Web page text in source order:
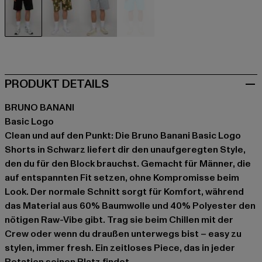
PRODUKT DETAILS
BRUNO BANANI
Basic Logo
Clean und auf den Punkt: Die Bruno Banani Basic Logo
Shorts in Schwarz liefert dir den unaufgeregten Style,
den du für den Block brauchst. Gemacht für Männer, die
auf entspannten Fit setzen, ohne Kompromisse beim
Look. Der normale Schnitt sorgt für Komfort, während
das Material aus 60% Baumwolle und 40% Polyester den
nötigen Raw-Vibe gibt. Trag sie beim Chillen mit der
Crew oder wenn du draußen unterwegs bist – easy zu
stylen, immer fresh. Ein zeitloses Piece, das in jeder